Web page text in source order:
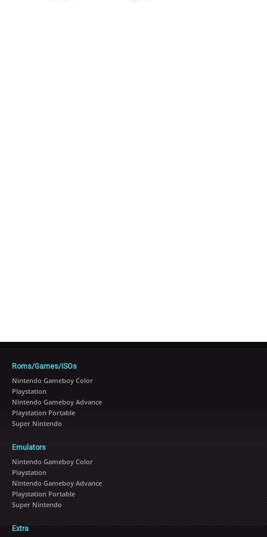
Roms/Games/ISOs
Nintendo Gameboy Color
Playstation
Nintendo Gameboy Advance
Playstation Portable
Super Nintendo
Emulators
Nintendo Gameboy Color
Playstation
Nintendo Gameboy Advance
Playstation Portable
Super Nintendo
Extra